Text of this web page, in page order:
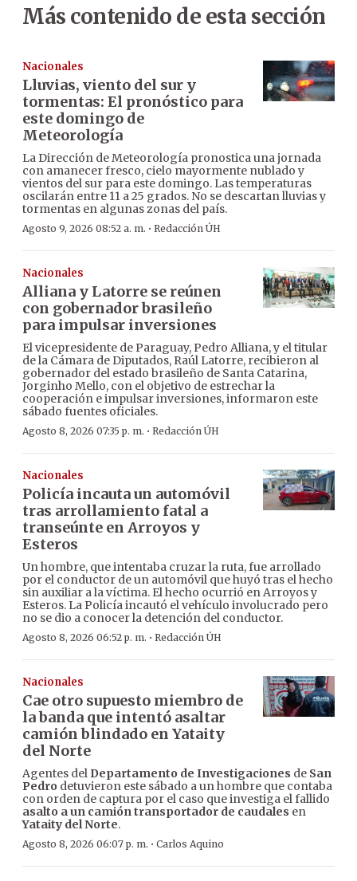
Más contenido de esta sección
Nacionales
Lluvias, viento del sur y
tormentas: El pronóstico para
este domingo de
Meteorología
La Dirección de Meteorología pronostica una jornada
con amanecer fresco, cielo mayormente nublado y
vientos del sur para este domingo. Las temperaturas
oscilarán entre 11 a 25 grados. No se descartan lluvias y
tormentas en algunas zonas del país.
Agosto 9, 2026 08:52 a. m. · Redacción ÚH
Nacionales
Alliana y Latorre se reúnen
con gobernador brasileño
para impulsar inversiones
El vicepresidente de Paraguay, Pedro Alliana, y el titular
de la Cámara de Diputados, Raúl Latorre, recibieron al
gobernador del estado brasileño de Santa Catarina,
Jorginho Mello, con el objetivo de estrechar la
cooperación e impulsar inversiones, informaron este
sábado fuentes oficiales.
Agosto 8, 2026 07:35 p. m. · Redacción ÚH
Nacionales
Policía incauta un automóvil
tras arrollamiento fatal a
transeúnte en Arroyos y
Esteros
Un hombre, que intentaba cruzar la ruta, fue arrollado
por el conductor de un automóvil que huyó tras el hecho
sin auxiliar a la víctima. El hecho ocurrió en Arroyos y
Esteros. La Policía incautó el vehículo involucrado pero
no se dio a conocer la detención del conductor.
Agosto 8, 2026 06:52 p. m. · Redacción ÚH
Nacionales
Cae otro supuesto miembro de
la banda que intentó asaltar
camión blindado en Yataity
del Norte
Agentes del Departamento de Investigaciones de San
Pedro detuvieron este sábado a un hombre que contaba
con orden de captura por el caso que investiga el fallido
asalto a un camión transportador de caudales en
Yataity del Norte.
Agosto 8, 2026 06:07 p. m. · Carlos Aquino